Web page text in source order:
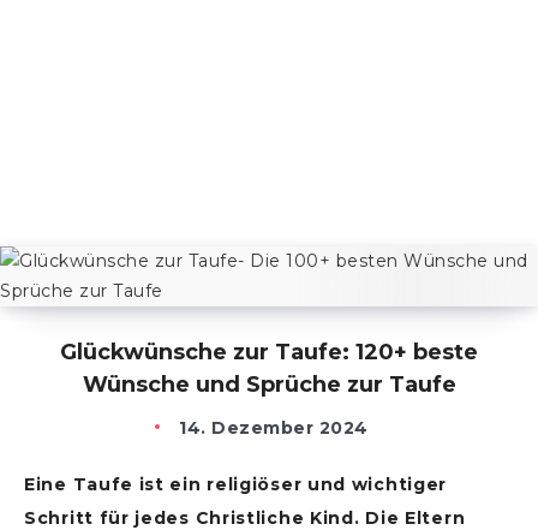
Glückwünsche zur Taufe: 120+ beste
Wünsche und Sprüche zur Taufe
14. Dezember 2024
Eine Taufe ist ein religiöser und wichtiger
Schritt für jedes Christliche Kind. Die Eltern